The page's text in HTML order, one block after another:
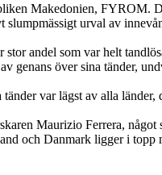
Makedonien, FYROM.
urval av
andel som var helt
genans över sina tänder,
var lägst av alla
Maurizio Ferrera, något
och Danmark ligger i topp